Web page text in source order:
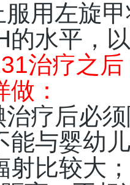
左旋甲
的水平，
疗之后
：
后必须
能与婴幼
射比较大